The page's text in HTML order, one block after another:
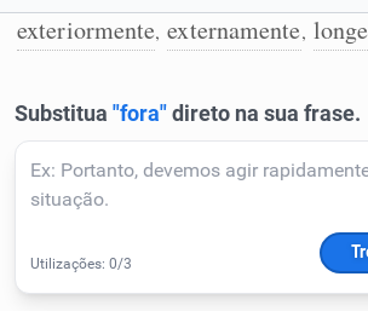
Resumir Texto
Corrigir Texto
Detector de IA
Humanizador de IA
exteriormente, externamente, longe